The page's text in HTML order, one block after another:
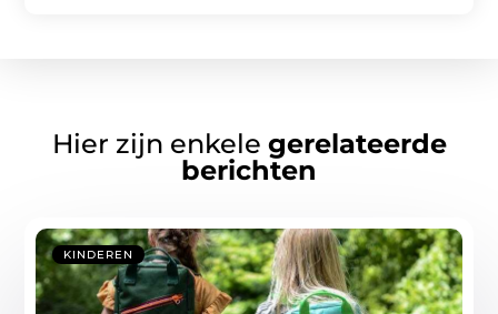
Hier zijn enkele gerelateerde
berichten
KINDEREN